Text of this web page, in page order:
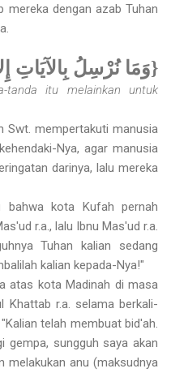
mereka dengan azab Tuhan
{وَمَا نُرْسِلُ بِالآيَاتِ
tanda itu melainkan untuk
Swt. mempertakuti manusia
Nya, agar manusia
darinya, lalu mereka
bahwa kota Kufah pernah
r.a., lalu Ibnu Mas'ud r.a.
Tuhan kalian sedang
kalian kepada-Nya!"
atas kota Madinah di masa
Khattab r.a. selama berkali-
telah membuat bid'ah.
gempa, sungguh saya akan
melakukan anu (maksudnya